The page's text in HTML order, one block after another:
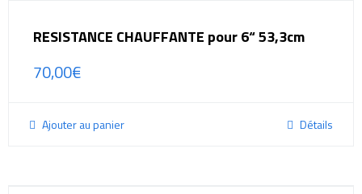
RESISTANCE CHAUFFANTE pour 6“ 53,3cm
70,00€
Ajouter au panier Détails